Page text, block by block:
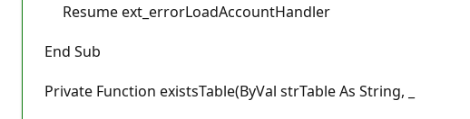
Resume ext_errorLoadAccountHandler
End Sub
Private Function existsTable(ByVal strTable As String, _